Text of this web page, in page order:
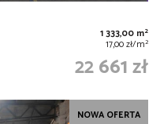
1 333,00 m2
17,00 zł/m2
22 661 zł
NOWA OFERTA